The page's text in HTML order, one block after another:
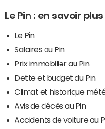
Le Pin : en savoir plus
Le Pin
Salaires au Pin
Prix immobilier au Pin
Dette et budget du Pin
Climat et historique
Avis de décès au Pin
Accidents de voiture au